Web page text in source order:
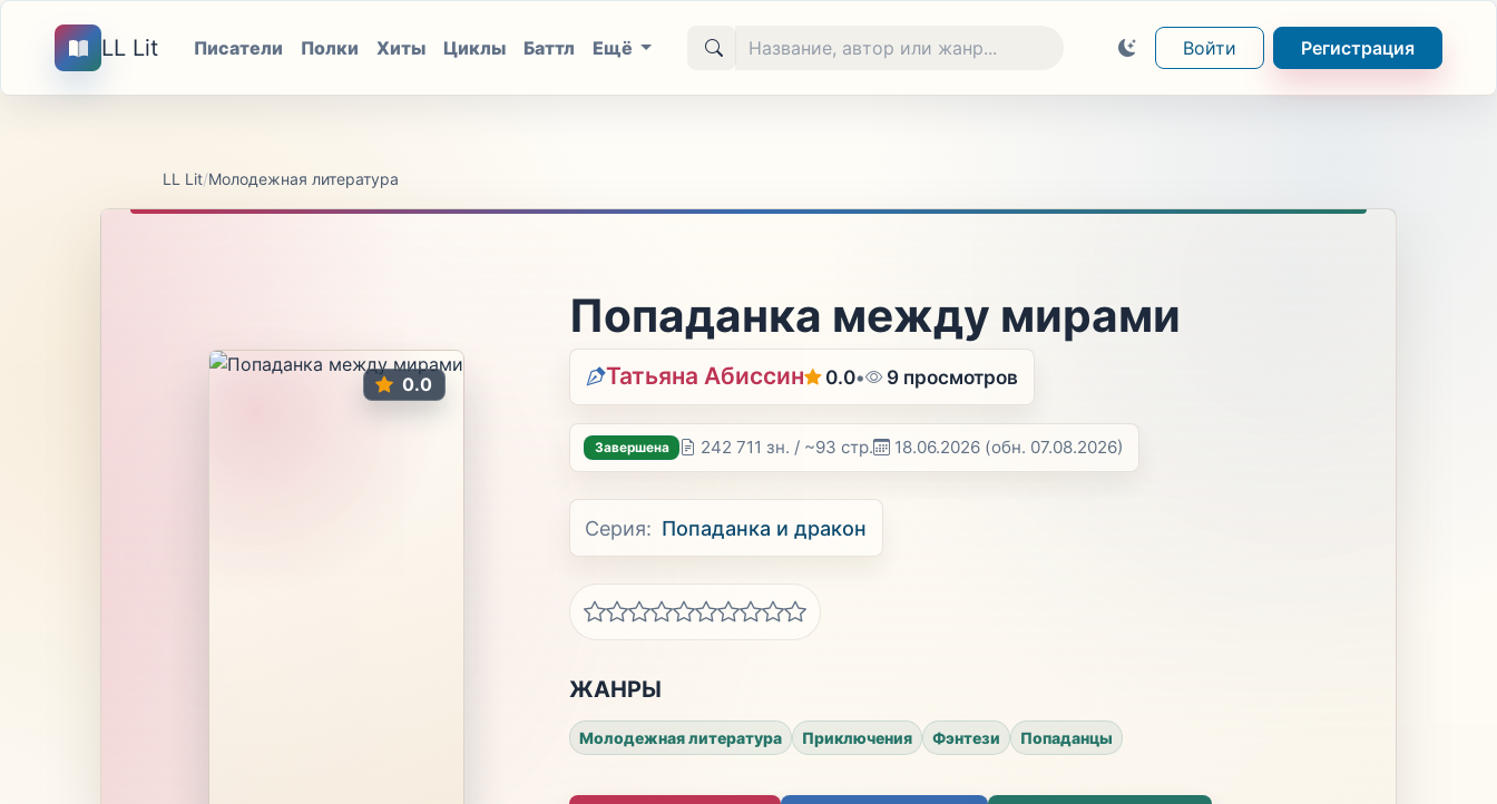
LL Lit Писатели Полки Хиты Циклы Баттл Ещё Войти Регистрация
LL Lit/Молодежная литература
0.0
Попаданка между мирами
Татьяна Абиссин 0.0• 9 просмотров
Завершена 242 711 зн. / ~93 стр. 18.06.2026 (обн. 07.08.2026)
Серия: Попаданка и дракон
ЖАНРЫ
Молодежная литература Приключения Фэнтези Попаданцы